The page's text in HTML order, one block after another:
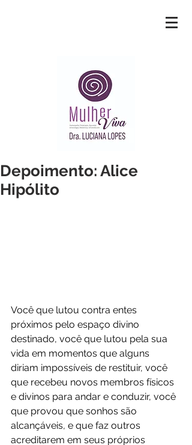
Depoimento: Alice
Hipólito
Você que lutou contra entes
próximos pelo espaço divino
destinado, você que lutou pela sua
vida em momentos que alguns
diriam impossíveis de restituir, você
que recebeu novos membros físicos
e divinos para andar e conduzir, você
que provou que sonhos são
alcançáveis, e que faz outros
acreditarem em seus próprios